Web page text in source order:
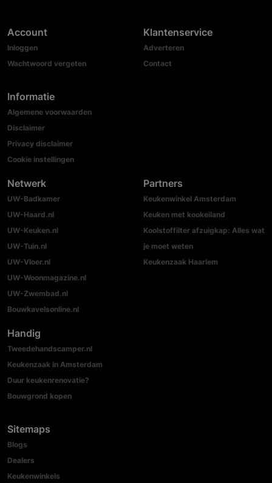
Account
Inloggen
Wachtwoord vergeten
Informatie
Algemene voorwaarden
Disclaimer
Privacy disclaimer
Cookie instellingen
Klantenservice
Adverteren
Contact
Netwerk
UW-Badkamer
UW-Haard.nl
UW-Keuken.nl
UW-Tuin.nl
UW-Vloer.nl
UW-Woonmagazine.nl
UW-Zwembad.nl
Bouwkavelsonline.nl
Partners
Keukenwinkel Amsterdam
Keuken met kookeiland
Koolstoffilter afzuigkap: Alles wat
je moet weten
Keukenzaak Haarlem
Handig
Tweedehandscamper.nl
Keukenzaak in Amsterdam
Duur keukenrenovatie?
Bouwgrond kopen
Sitemaps
Blogs
Dealers
Keukenwinkels